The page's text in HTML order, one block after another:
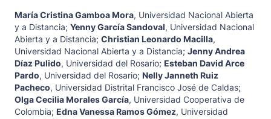
María Cristina Gamboa Mora, Universidad Nacional Abierta
y a Distancia; Yenny García Sandoval, Universidad Nacional
Abierta y a Distancia; Christian Leonardo Macilla,
Universidad Nacional Abierta y a Distancia; Jenny Andrea
Díaz Pulido, Universidad del Rosario; Esteban David Arce
Pardo, Universidad del Rosario; Nelly Janneth Ruiz
Pacheco, Universidad Distrital Francisco José de Caldas;
Olga Cecilia Morales García, Universidad Cooperativa de
Colombia; Edna Vanessa Ramos Gómez, Universidad